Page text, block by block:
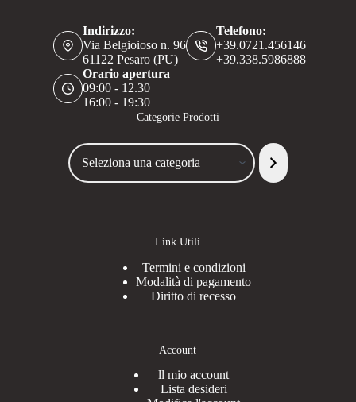
Indirizzo:
Via Belgioioso n. 96
61122 Pesaro (PU)
Telefono:
+39.0721.456146
+39.338.5986888
Orario apertura
09:00 - 12.30
16:00 - 19:30
Categorie Prodotti
Seleziona
una
categoria
Link Utili
Termini e condizioni
Modalità di pagamento
Diritto di recesso
Account
ll mio account
Lista desideri